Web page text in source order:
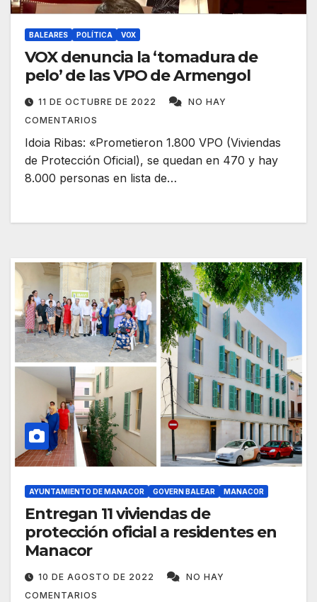
BALEARES POLÍTICA VOX
VOX denuncia la ‘tomadura de
pelo’ de las VPO de Armengol
11 DE OCTUBRE DE 2022
NO HAY
COMENTARIOS
Idoia Ribas: «Prometieron 1.800 VPO (Viviendas
de Protección Oficial), se quedan en 470 y hay
8.000 personas en lista de…
AYUNTAMIENTO DE MANACOR GOVERN BALEAR MANACOR
Entregan 11 viviendas de
protección oficial a residentes en
Manacor
10 DE AGOSTO DE 2022
NO HAY
COMENTARIOS